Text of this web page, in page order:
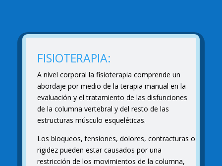
FISIOTERAPIA:
A nivel corporal la fisioterapia comprende un
abordaje por medio de la terapia manual en la
evaluación y el tratamiento de las disfunciones
de la columna vertebral y del resto de las
estructuras músculo esqueléticas.
Los bloqueos, tensiones, dolores, contracturas o
rigidez pueden estar causados por una
restricción de los movimientos de la columna,